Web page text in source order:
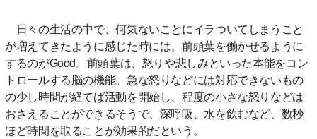
日々の生活の中で、何気ないことにイラついてしまうこと
が増えてきたように感じた時には、前頭葉を働かせるように
するのがGood。前頭葉は、怒りや悲しみといった本能をコン
トロールする脳の機能。急な怒りなどには対応できないもの
の少し時間が経てば活動を開始し、程度の小さな怒りなどは
おさえることができるそうで、深呼吸、水を飲むなど、数秒
ほど時間を取ることが効果的だという。